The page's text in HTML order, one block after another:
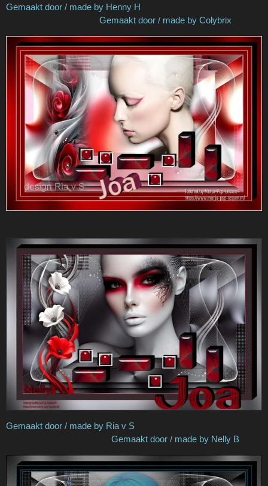
Gemaakt door / made by Henny H
Gemaakt door / made by Colybrix
Gemaakt door / made by Ria v S
Gemaakt door / made by Nelly B